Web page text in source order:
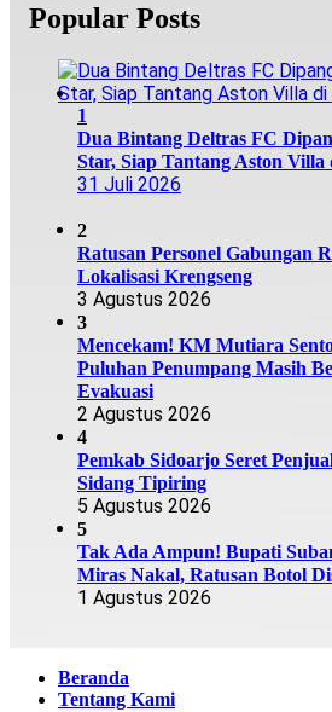
Popular Posts
1
Dua Bintang Deltras FC
Star, Siap Tantang Aston
31 Juli 2026
2
Ratusan Personel Gabungan
Lokalisasi Krengseng
3 Agustus 2026
3
Mencekam! KM Mutiara
Puluhan Penumpang Masih
Evakuasi
2 Agustus 2026
4
Pemkab Sidoarjo Seret
Sidang Tipiring
5 Agustus 2026
5
Tak Ada Ampun! Bupati
Miras Nakal, Ratusan Botol
1 Agustus 2026
Beranda
Tentang Kami